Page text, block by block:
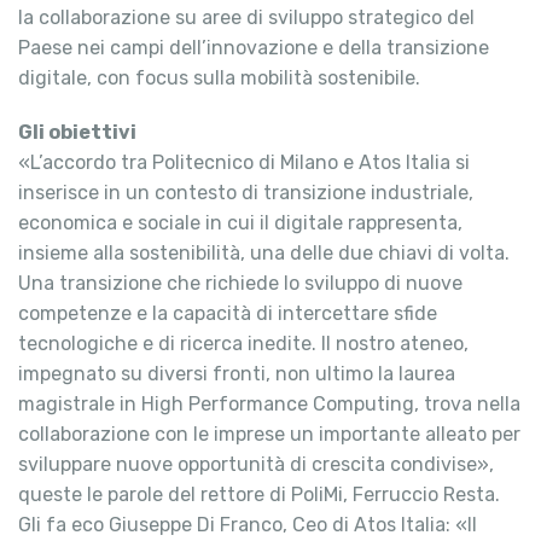
la collaborazione su aree di sviluppo strategico del
Paese nei campi dell’innovazione e della transizione
digitale, con focus sulla mobilità sostenibile.
Gli obiettivi
«L’accordo tra Politecnico di Milano e Atos Italia si
inserisce in un contesto di transizione industriale,
economica e sociale in cui il digitale rappresenta,
insieme alla sostenibilità, una delle due chiavi di volta.
Una transizione che richiede lo sviluppo di nuove
competenze e la capacità di intercettare sfide
tecnologiche e di ricerca inedite. Il nostro ateneo,
impegnato su diversi fronti, non ultimo la laurea
magistrale in High Performance Computing, trova nella
collaborazione con le imprese un importante alleato per
sviluppare nuove opportunità di crescita condivise»,
queste le parole del rettore di PoliMi, Ferruccio Resta.
Gli fa eco Giuseppe Di Franco, Ceo di Atos Italia: «Il